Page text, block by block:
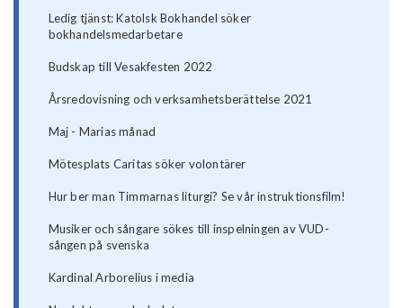
Ledig tjänst: Katolsk Bokhandel söker
bokhandelsmedarbetare
Budskap till Vesakfesten 2022
Årsredovisning och verksamhetsberättelse 2021
Maj - Marias månad
Mötesplats Caritas söker volontärer
Hur ber man Timmarnas liturgi? Se vår instruktionsfilm!
Musiker och sångare sökes till inspelningen av VUD-
sången på svenska
Kardinal Arborelius i media